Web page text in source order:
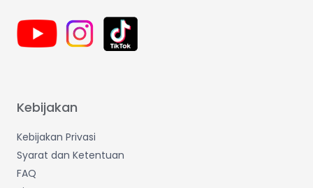
Kebijakan
Kebijakan Privasi
Syarat dan Ketentuan
FAQ